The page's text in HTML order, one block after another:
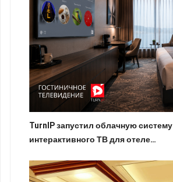
TurnIP запустил облачную систему
интерактивного ТВ для отеле…